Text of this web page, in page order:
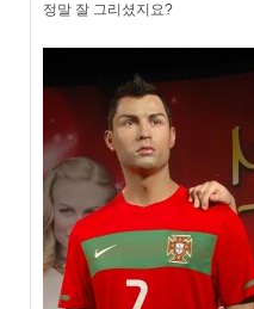
정말 잘 그리셨지요?